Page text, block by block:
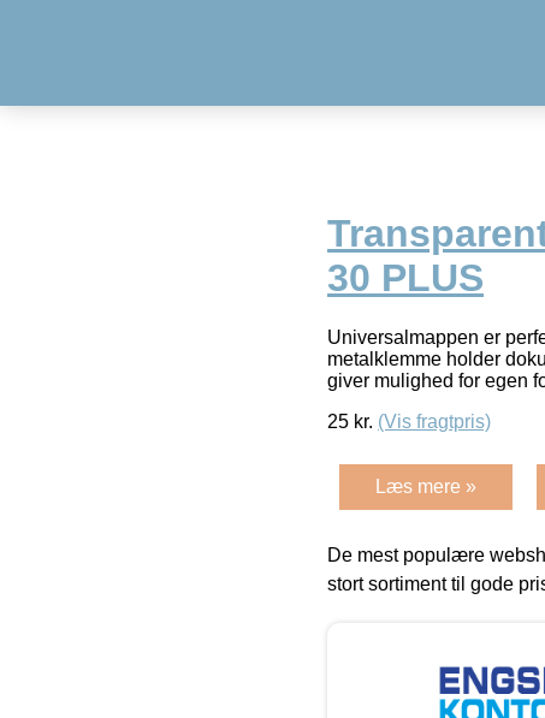
30 PLUS
Universalmappen er
metalklemme holder
giver mulighed for egen
25 kr. (Vis fragtpris)
Læs mere »
De mest populære
stort sortiment til gode